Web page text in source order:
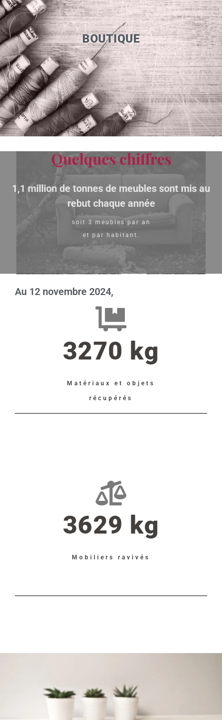
BOUTIQUE
Quelques chiffres
1,1 million de tonnes de meubles sont mis au
rebut chaque année
soit 3 meubles par an
et par habitant.
Au 12 novembre 2024,
3270 kg
Matériaux et objets
récupérés
3629 kg
Mobiliers ravivés